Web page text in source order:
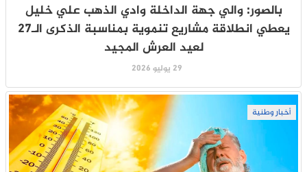
بالصور: والي جهة الداخلة وادي الذهب علي خليل
يعطي انطلاقة مشاريع تنموية بمناسبة الذكرى الـ27
لعيد العرش المجيد
29 يوليو 2026
أخبار وطنية